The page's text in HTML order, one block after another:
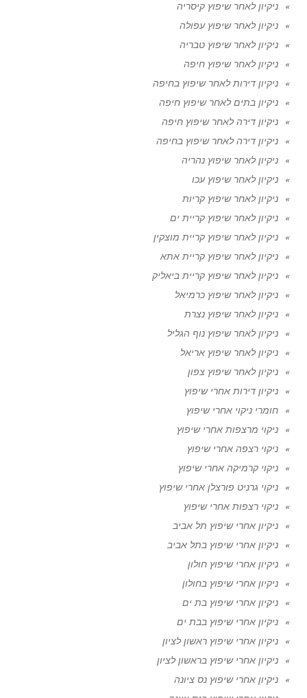
ניקיון לאחר שיפוץ קיסריה
ניקיון לאחר שיפוץ עפולה
ניקיון לאחר שיפוץ טבריה
ניקיון לאחר שיפוץ חיפה
ניקיון דירות לאחר שיפוץ בחיפה
ניקיון בתים לאחר שיפוץ חיפה
ניקיון דירה לאחר שיפוץ חיפה
ניקיון דירה לאחר שיפוץ בחיפה
ניקיון לאחר שיפוץ נהריה
ניקיון לאחר שיפוץ עכו
ניקיון לאחר שיפוץ קריות
ניקיון לאחר שיפוץ קריית ים
ניקיון לאחר שיפוץ קריית מוצקין
ניקיון לאחר שיפוץ קריית אתא
ניקיון לאחר שיפוץ קריית ביאליק
ניקיון לאחר שיפוץ כרמיאל
ניקיון לאחר שיפוץ נצרת
ניקיון לאחר שיפוץ נוף הגליל
ניקיון לאחר שיפוץ אריאל
ניקיון לאחר שיפוץ צפון
ניקיון דירות אחרי שיפוץ
חומרי ניקוי אחרי שיפוץ
ניקוי מרצפות אחרי שיפוץ
ניקוי רצפה אחרי שיפוץ
ניקוי קרמיקה אחרי שיפוץ
ניקוי גרניט פורצלן אחרי שיפוץ
ניקוי רצפות אחרי שיפוץ
ניקיון אחרי שיפוץ תל אביב
ניקיון אחרי שיפוץ בתל אביב
ניקיון אחרי שיפוץ חולון
ניקיון אחרי שיפוץ בחולון
ניקיון אחרי שיפוץ בת ים
ניקיון אחרי שיפוץ בבת ים
ניקיון אחרי שיפוץ ראשון לציון
ניקיון אחרי שיפוץ בראשון לציון
ניקיון אחרי שיפוץ נס ציונה